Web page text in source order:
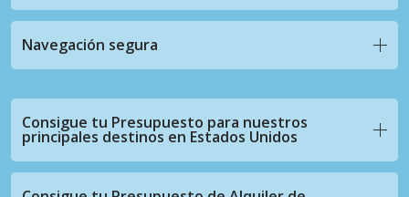
Navegación segura
Consigue tu Presupuesto para nuestros
principales destinos en Estados Unidos